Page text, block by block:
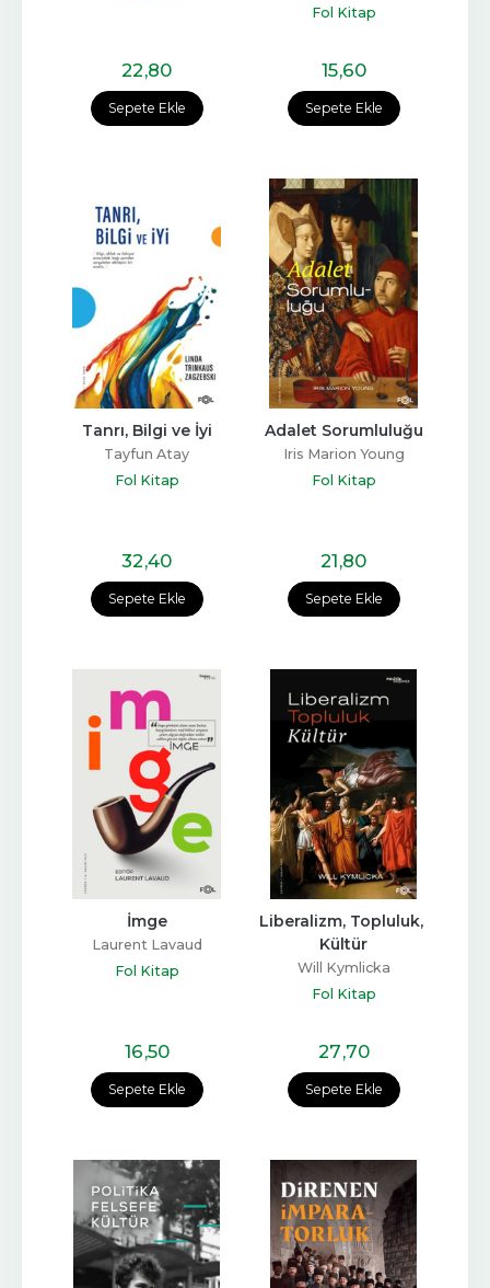
Sepete Ekle
22,80
Sepete Ekle
Fol Kitap
15,60
Sepete Ekle
Tanrı, Bilgi ve İyi
Tayfun Atay
Fol Kitap
32,40
Sepete Ekle
Adalet Sorumluluğu
Iris Marion Young
Fol Kitap
21,80
Sepete Ekle
İmge
Laurent Lavaud
Fol Kitap
16,50
Sepete Ekle
Liberalizm, Topluluk,
Kültür
Will Kymlicka
Fol Kitap
27,70